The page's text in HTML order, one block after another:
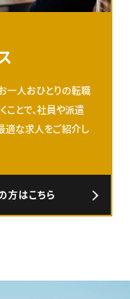
一人おひとりの転職
ことで、社員や派遣
適な求人をご紹介し
方はこちら